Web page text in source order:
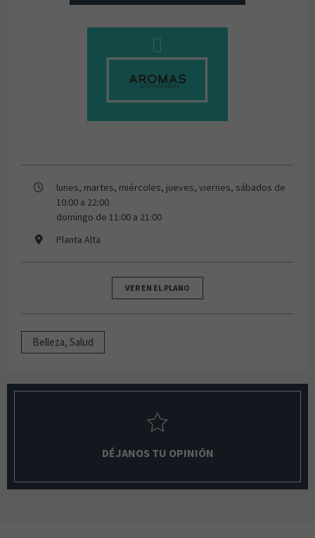
lunes, martes, miércoles, jueves, viernes, sábados de
10:00 a 22:00
domingo de 11:00 a 21:00
Planta Alta
VER EN EL PLANO
Belleza, Salud
DÉJANOS TU OPINIÓN